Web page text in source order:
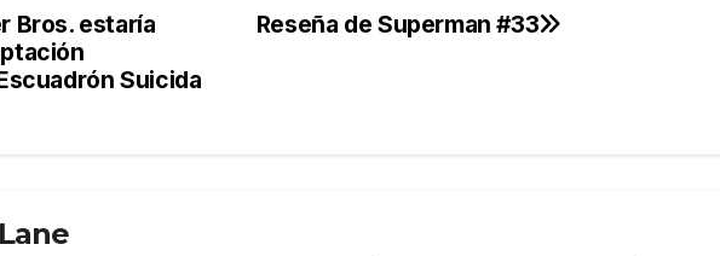
Reseña de Superman #33
Bros. estaría
Suicida